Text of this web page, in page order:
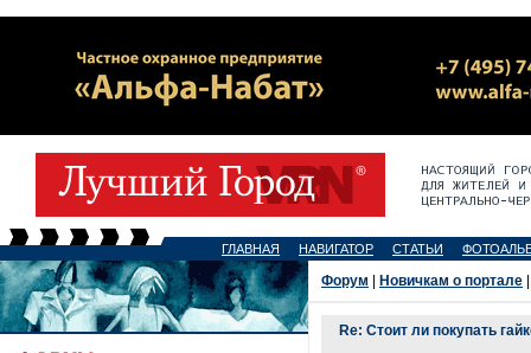
ГЛАВНАЯ НАВИГАТОР СТАТЬИ
Форум Новичкам о портале
Re: Стоит ли покупать